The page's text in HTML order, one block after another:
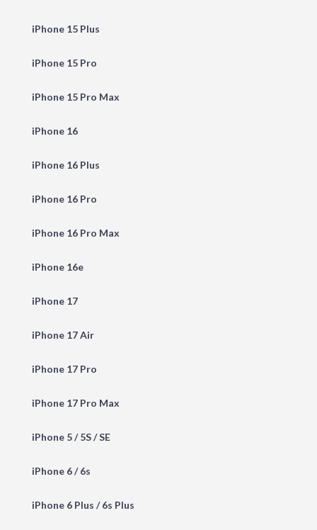
iPhone 15 Plus
iPhone 15 Pro
iPhone 15 Pro Max
iPhone 16
iPhone 16 Plus
iPhone 16 Pro
iPhone 16 Pro Max
iPhone 16e
iPhone 17
iPhone 17 Air
iPhone 17 Pro
iPhone 17 Pro Max
iPhone 5 / 5S / SE
iPhone 6 / 6s
iPhone 6 Plus / 6s Plus